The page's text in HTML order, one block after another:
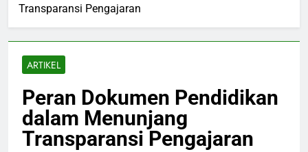
Transparansi Pengajaran
ARTIKEL
Peran Dokumen Pendidikan
dalam Menunjang
Transparansi Pengajaran